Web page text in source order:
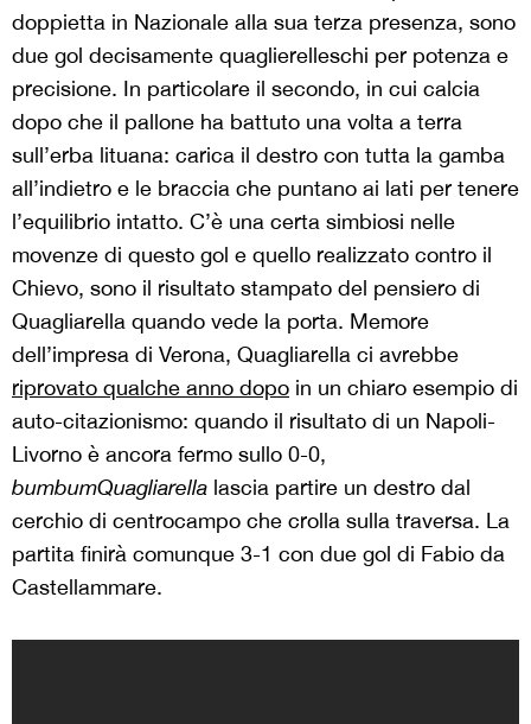
doppietta in Nazionale alla sua terza presenza, sono
due gol decisamente quaglierelleschi per potenza e
precisione. In particolare il secondo, in cui calcia
dopo che il pallone ha battuto una volta a terra
sull’erba lituana: carica il destro con tutta la gamba
all’indietro e le braccia che puntano ai lati per tenere
l’equilibrio intatto. C’è una certa simbiosi nelle
movenze di questo gol e quello realizzato contro il
Chievo, sono il risultato stampato del pensiero di
Quagliarella quando vede la porta. Memore
dell’impresa di Verona, Quagliarella ci avrebbe
riprovato qualche anno dopo in un chiaro esempio di
auto-citazionismo: quando il risultato di un Napoli-
Livorno è ancora fermo sullo 0-0,
bumbumQuagliarella lascia partire un destro dal
cerchio di centrocampo che crolla sulla traversa. La
partita finirà comunque 3-1 con due gol di Fabio da
Castellammare.